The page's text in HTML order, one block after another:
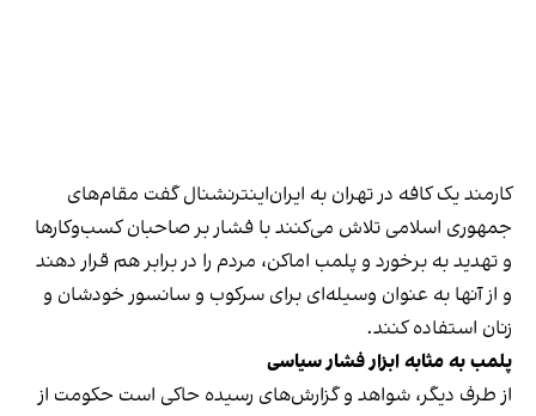
کارمند یک کافه در تهران به ایران‌اینترنشنال گفت مقام‌های
جمهوری اسلامی تلاش می‌کنند با فشار بر صاحبان کسب‌وکارها
و تهدید به برخورد و پلمب اماکن، مردم را در برابر هم قرار دهند
و از آنها به عنوان وسیله‌ای برای سرکوب و سانسور خودشان و
زنان استفاده کنند.
پلمب به مثابه ابزار فشار سیاسی
از طرف دیگر، شواهد و گزارش‌های رسیده حاکی است حکومت از